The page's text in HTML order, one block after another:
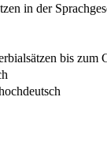
in der
bis zum